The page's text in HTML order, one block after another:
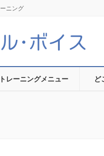
ニング
トレーニングメニュー ど